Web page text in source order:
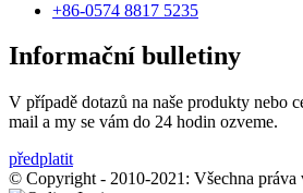
+86-0574 8817 5235
Informační bulletiny
V případě dotazů na naše produkty nebo
mail a my se vám do 24 hodin ozveme.
předplatit
© Copyright - 2010-2021: Všechna práva